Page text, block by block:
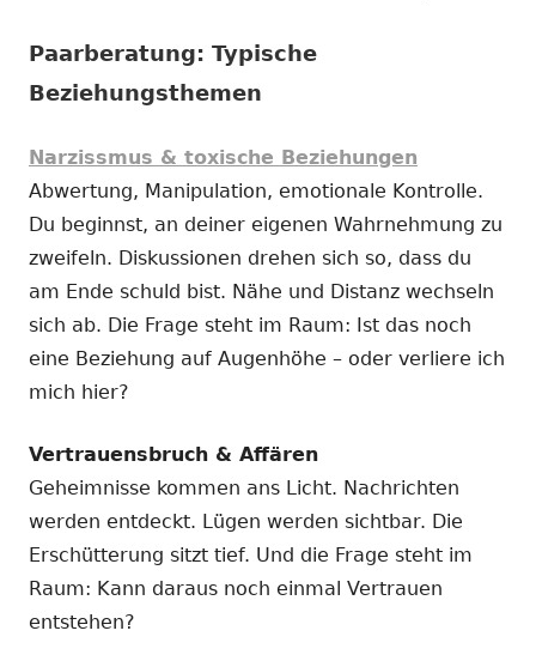
Paarberatung: Typische
Beziehungsthemen
Narzissmus & toxische Beziehungen
Abwertung, Manipulation, emotionale Kontrolle.
Du beginnst, an deiner eigenen Wahrnehmung zu
zweifeln. Diskussionen drehen sich so, dass du
am Ende schuld bist. Nähe und Distanz wechseln
sich ab. Die Frage steht im Raum: Ist das noch
eine Beziehung auf Augenhöhe – oder verliere ich
mich hier?
Vertrauensbruch & Affären
Geheimnisse kommen ans Licht. Nachrichten
werden entdeckt. Lügen werden sichtbar. Die
Erschütterung sitzt tief. Und die Frage steht im
Raum: Kann daraus noch einmal Vertrauen
entstehen?